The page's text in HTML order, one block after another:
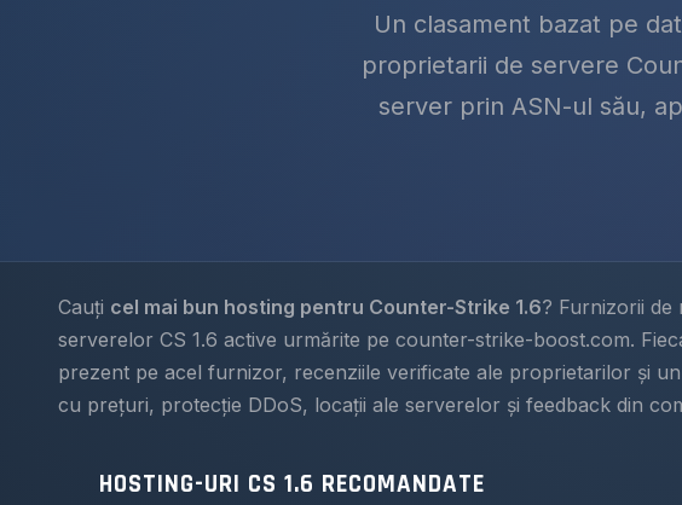
Un clasament bazat pe
proprietarii de servere
server prin ASN-ul său,
Cauți cel mai bun hosting pentru Counter-Strike 1.6? Furnizorii de
serverelor CS 1.6 active urmărite pe counter-strike-boost.com.
prezent pe acel furnizor, recenziile verificate ale proprietarilor și
cu prețuri, protecție DDoS, locații ale serverelor și feedback din
HOSTING-URI CS 1.6 RECOMANDATE